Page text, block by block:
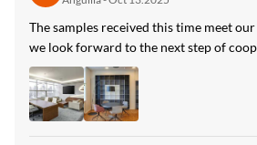
The samples received this time meet
we look forward to the next step of